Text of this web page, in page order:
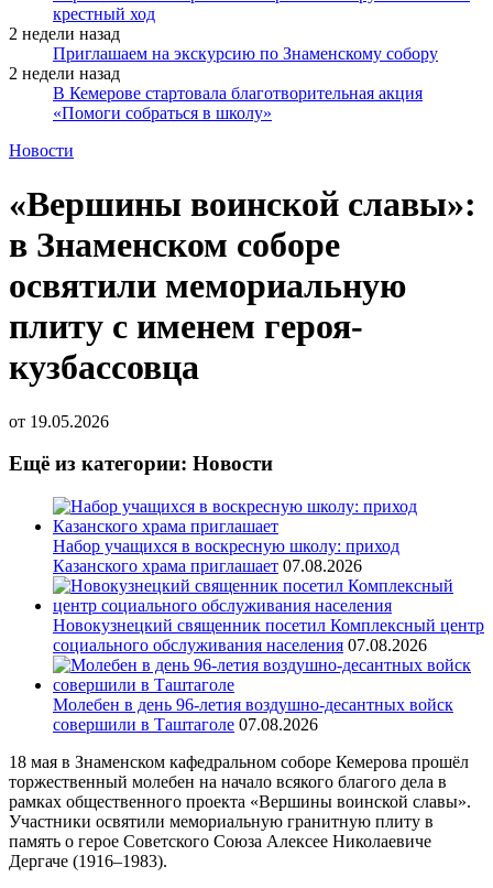
крестный ход
2 недели назад
Приглашаем на экскурсию по Знаменскому собору
2 недели назад
В Кемерове стартовала благотворительная акция
«Помоги собраться в школу»
Новости
«Вершины воинской славы»:
в Знаменском соборе
освятили мемориальную
плиту с именем героя-
кузбассовца
от 19.05.2026
Ещё из категории: Новости
Набор учащихся в воскресную школу: приход
Казанского храма приглашает 07.08.2026
Новокузнецкий священник посетил Комплексный центр
социального обслуживания населения 07.08.2026
Молебен в день 96-летия воздушно-десантных войск
совершили в Таштаголе 07.08.2026
18 мая в Знаменском кафедральном соборе Кемерова прошёл
торжественный молебен на начало всякого благого дела в
рамках общественного проекта «Вершины воинской славы».
Участники освятили мемориальную гранитную плиту в
память о герое Советского Союза Алексее Николаевиче
Дергаче (1916–1983).